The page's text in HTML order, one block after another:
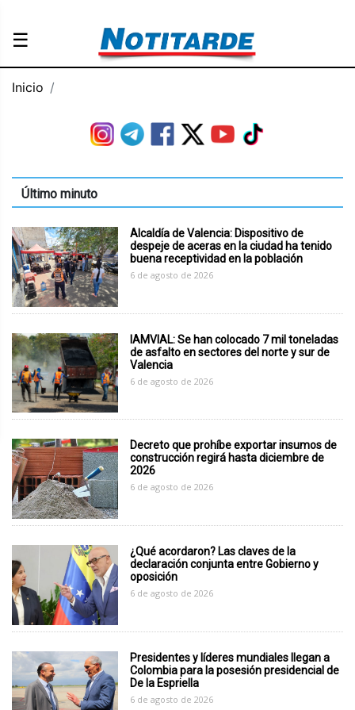
☰
Inicio
Último minuto
Alcaldía de Valencia: Dispositivo de
despeje de aceras en la ciudad ha tenido
buena receptividad en la población
6 de agosto de 2026
IAMVIAL: Se han colocado 7 mil toneladas
de asfalto en sectores del norte y sur de
Valencia
6 de agosto de 2026
Decreto que prohíbe exportar insumos de
construcción regirá hasta diciembre de
2026
6 de agosto de 2026
¿Qué acordaron? Las claves de la
declaración conjunta entre Gobierno y
oposición
6 de agosto de 2026
Presidentes y líderes mundiales llegan a
Colombia para la posesión presidencial de
De la Espriella
6 de agosto de 2026